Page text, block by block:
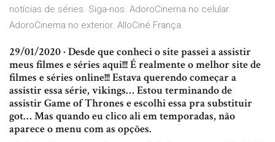
notícias de séries. Siga-nos. AdoroCinema no celular.
AdoroCinema no exterior. AlloCiné França.
29/01/2020 · Desde que conheci o site passei a assistir
meus filmes e séries aqui!!! É realmente o melhor site de
filmes e séries online!!! Estava querendo começar a
assistir essa série, vikings… Estou terminando de
assistir Game of Thrones e escolhi essa pra substituir
got… Mas quando eu clico ali em temporadas, não
aparece o menu com as opções.